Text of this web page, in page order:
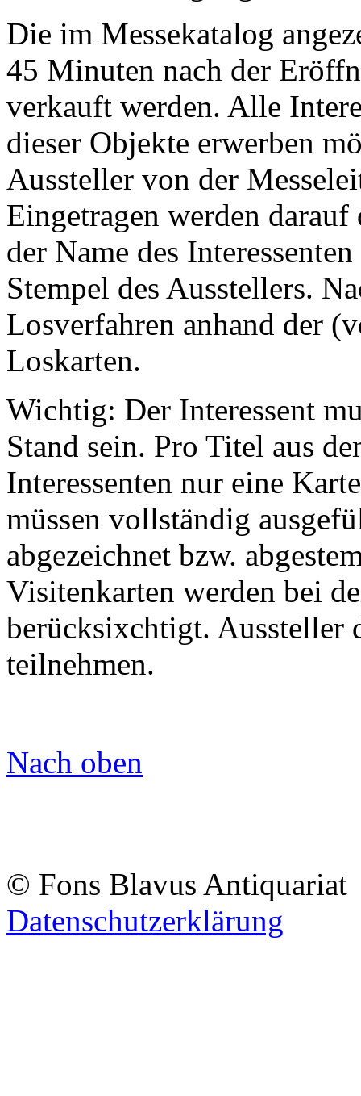
Die im Messekatalog
45 Minuten nach der
verkauft werden. Alle
dieser Objekte erwerben
Aussteller von der
Eingetragen werden
der Name des
Stempel des Ausstellers.
Losverfahren anhand der
Loskarten.
Wichtig: Der Interessent
Stand sein. Pro Titel aus
Interessenten nur eine
müssen vollständig
abgezeichnet bzw.
Visitenkarten werden bei
berücksixchtigt. Aussteller
teilnehmen.
Nach oben
© Fons Blavus
Datenschutzerklärung